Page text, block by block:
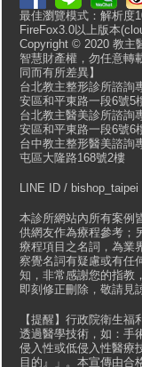
最佳瀏覽模式：解析度
FireFox3.0以上版本
Copyright © 2020 教主
智慧財產權，勿任意轉
同而有所差異】
台北教主整形診所諮
安區和平東路一段6號5
台北教主醫美診所諮
安區和平東路一段6號6
台中教主整形醫美諮
屯區大隆路168號2樓
LINE ID /
本診所網站內所有案例
供網友作為療程參考；
療程項目之名詞，為業
察覺名詞有疑慮或有任
知，非常感謝您的指教
即刻修正刪除，敬請見
【提醒】行政院衛生
透過醫學技術，如：手
侵入性或低侵入性醫療
目的』」。本宣傳由合